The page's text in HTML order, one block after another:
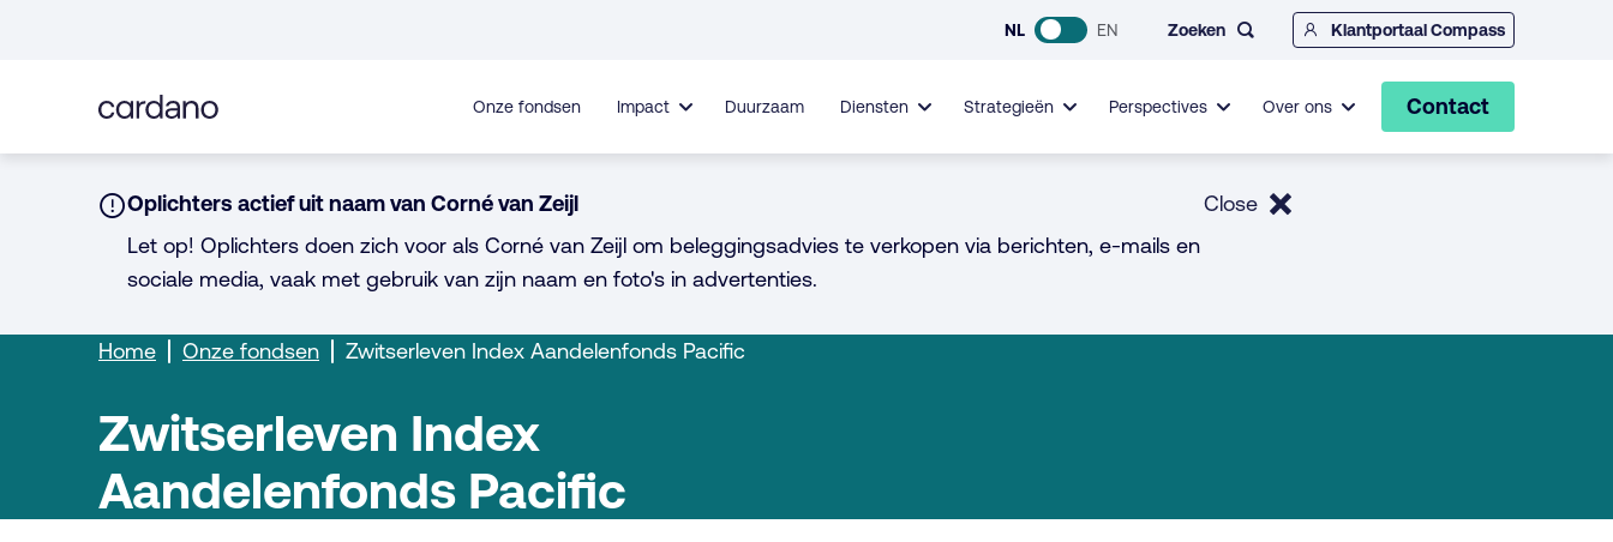
inhoud
NL EN Zoeken Klantportaal Compass
Onze fondsen Impact Duurzaam Diensten Strategieën Perspectives Over ons Contact
Notice:
Oplichters actief uit naam van Corné van Zeijl
Let op! Oplichters doen zich voor als Corné van Zeijl om beleggingsadvies te verkopen via berichten, e-mails en
sociale media, vaak met gebruik van zijn naam en foto's in advertenties.
Close
Home Onze fondsen Zwitserleven Index Aandelenfonds Pacific
Zwitserleven Index
Aandelenfonds Pacific